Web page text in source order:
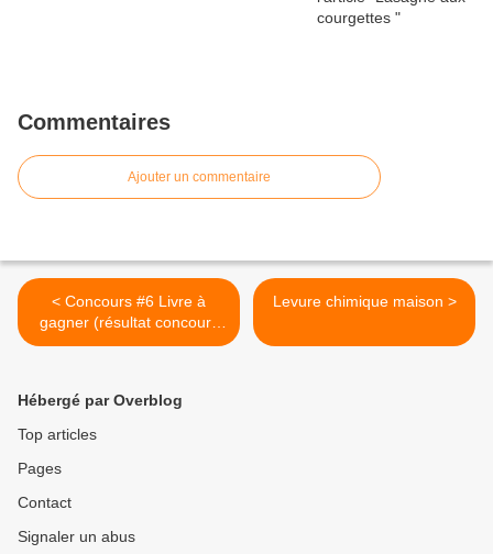
Commentaires
Ajouter un commentaire
< Concours #6 Livre à
gagner (résultat concours
#3)
Levure chimique maison >
Hébergé par Overblog
Top articles
Pages
Contact
Signaler un abus